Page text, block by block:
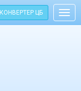
КОНВЕРТЕР ЦБ